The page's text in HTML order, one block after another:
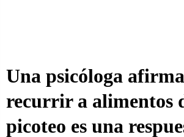
Una psicóloga
recurrir a alimentos
picoteo es una